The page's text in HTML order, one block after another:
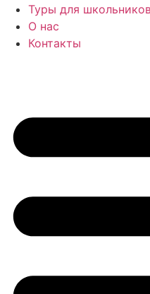
Туры для
О нас
Контакты